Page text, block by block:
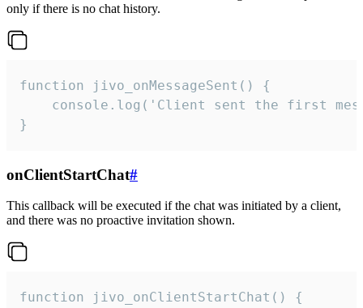
only if there is no chat history.
function jivo_onMessageSent() {
console.log('Client sent the first
}
onClientStartChat#
This callback will be executed if the chat was initiated by a client,
and there was no proactive invitation shown.
function jivo_onClientStartChat() {